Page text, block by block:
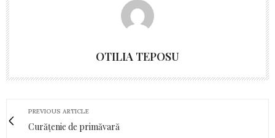
OTILIA TEPOSU
PREVIOUS ARTICLE
Curățenie de primăvară